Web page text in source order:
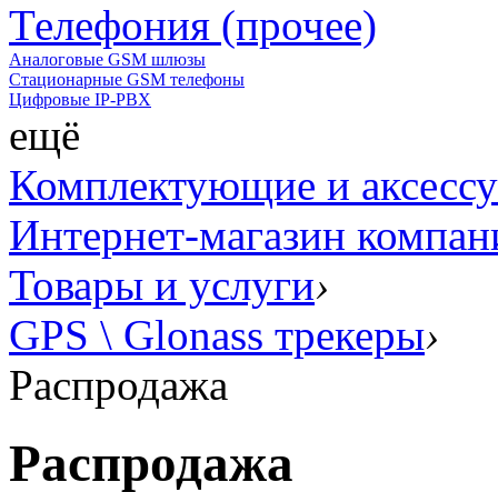
Телефония (прочее)
Аналоговые GSM шлюзы
Стационарные GSM телефоны
Цифровые IP-PBX
ещё
Комплектующие и
Интернет-магазин
Товары и услуги›
GPS \ Glonass трекеры›
Распродажа
Распродажа